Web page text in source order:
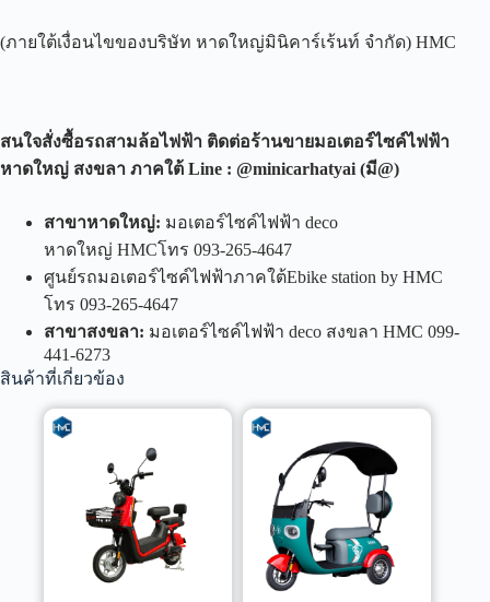
(ภายใต้เงื่อนไขของบริษัท หาดใหญ่มินิคาร์เร้นท์ จำกัด) HMC
สนใจสั่งซื้อรถสามล้อไฟฟ้า ติดต่อร้านขายมอเตอร์ไซค์ไฟฟ้า
หาดใหญ่ สงขลา ภาคใต้ Line : @minicarhatyai (มี@)
สาขาหาดใหญ่: มอเตอร์ไซค์ไฟฟ้า deco
หาดใหญ่ HMCโทร 093-265-4647
ศูนย์รถมอเตอร์ไซค์ไฟฟ้าภาคใต้Ebike station by HMC
โทร 093-265-4647
สาขาสงขลา: มอเตอร์ไซค์ไฟฟ้า deco สงขลา HMC 099-
441-6273
สินค้าที่เกี่ยวข้อง